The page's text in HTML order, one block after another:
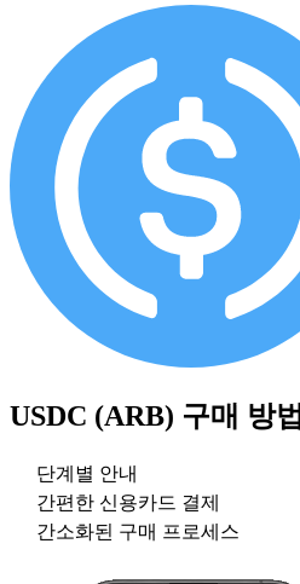
USDC (ARB) 구매 방법
단계별 안내
간편한 신용카드 결제
간소화된 구매 프로세스